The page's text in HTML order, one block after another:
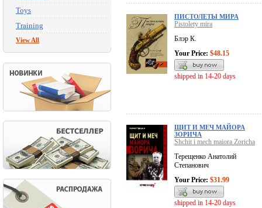
Toys
Training
View All
ПИСТОЛЕТЫ МИРА
Pistolety mira
Блэр К.
Your Price: $48.15
shipped in 14-20 days
ЩИТ И МЕЧ МАЙОРА
ЗОРИЧА
Shchit i mech maiora Zoricha
Терещенко Анатолий
Степанович
Your Price: $31.99
shipped in 14-20 days